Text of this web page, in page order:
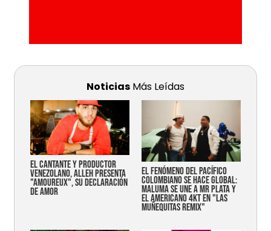
Noticias Más Leídas
EL CANTANTE Y PRODUCTOR
VENEZOLANO, ALLEH PRESENTA
"AMOUREUX", SU DECLARACIÓN
DE AMOR
EL FENÓMENO DEL PACÍFICO
COLOMBIANO SE HACE GLOBAL:
MALUMA SE UNE A MR PLATA Y
EL AMERICANO 4KT EN "LAS
MUÑEQUITAS REMIX"